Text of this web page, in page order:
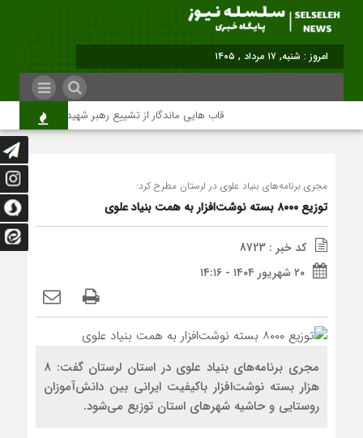
برابر با : Saturday - 8 August -
قاب هایی ماندگار از تشییع رهبر شهید در تهران
مجری برنامه‌های بنیاد علوی در لرستان مطرح کرد:
توزیع ۸۰۰۰ بسته نوشت‌افزار به همت بنیاد علوی
کد خبر : 8723
۲۰ شهریور ۱۴۰۴ - ۱۴:۱۶
مجری برنامه‌های بنیاد علوی در استان لرستان گفت: ۸
هزار بسته نوشت‌افزار باکیفیت ایرانی بین دانش‌آموزان
روستایی و حاشیه شهرهای استان توزیع می‌شود.